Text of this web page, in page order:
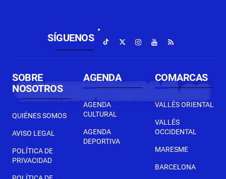
SÍGUENOS
SOBRE
NOSOTROS
QUIÉNES SOMOS
AVISO LEGAL
POLÍTICA DE
PRIVACIDAD
AGENDA
AGENDA
CULTURAL
AGENDA
DEPORTIVA
COMARCAS
VALLÉS ORIENTAL
VALLÉS
OCCIDENTAL
MARESME
BARCELONA